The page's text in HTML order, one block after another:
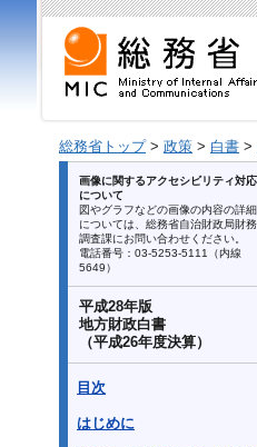
総務省トップ> 政策 > 白書 >
画像に関するアクセシビリティ対応
について
図やグラフなどの画像の内容の詳細
については、総務省自治財政局財務
調査課にお問い合わせください。
電話番号：03-5253-5111（内線
5649）
平成28年版
地方財政白書
（平成26年度決算）
目次
はじめに